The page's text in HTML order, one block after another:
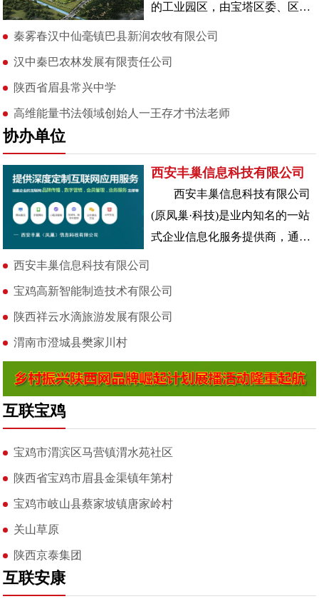
的工业园区，由宝塔区委、区政
府以“专精特新”为标准和路径进
秦雾春汉中仙毫镇巴县新润农牧有限公司
汉中秦巴农林发展有限责任公司
陕西省眉县常兴中学
高维能量书法领域创始人一王存才书法老师
协办单位
西安丰巢信息科技有限公司
西安丰巢信息科技有限公司
(原凤巢·科技)是业内知名的一站
式企业信息化服务提供商，通过
西安丰巢信息科技有限公司
宝鸡高新智能制造技术有限公司
陕西祥云水滴旅游发展有限公司
渭南市澄城县樊家川村
互联宝鸡
宝鸡市渭滨区马营镇渭水苑社区
陕西省宝鸡市眉县金渠镇年第村
宝鸡市岐山县蔡家坡镇唐家岭村
关山草原
陕西京泰集团
互联安康